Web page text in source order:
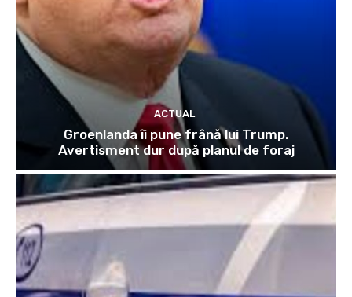
ACTUAL
Groenlanda îi pune frână lui Trump.
Avertisment dur după planul de foraj